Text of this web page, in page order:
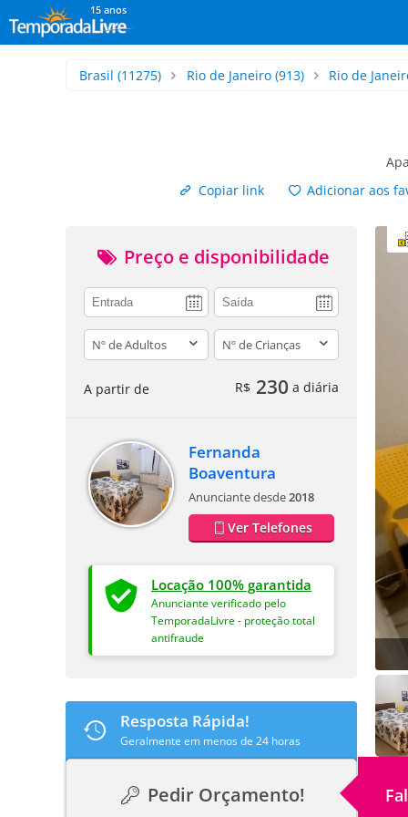
15 anos
Brasil (11275) Rio de Janeiro(913) Rio de
Copiar link
Adicionar aos
Preço e disponibilidade
adults children
A partir de R$ 230 a diária
Fernanda
Boaventura
Anunciante desde2018
Ver Telefones
Locação 100% garantida
Anunciante verificado pelo
TemporadaLivre - proteção total
antifraude
Resposta Rápida!
Geralmente em menos de 24 horas
Pedir Orçamento!